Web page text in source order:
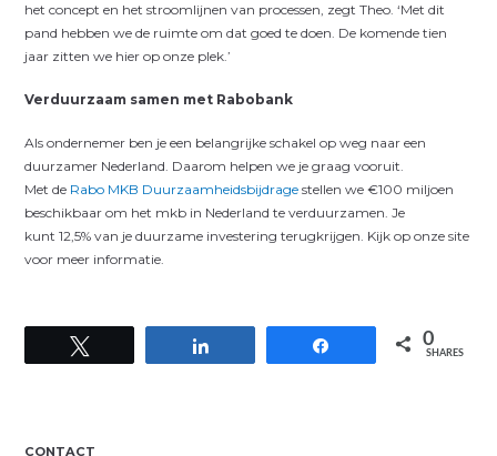
het concept en het stroomlijnen van processen, zegt Theo. ‘Met dit
pand hebben we de ruimte om dat goed te doen. De komende tien
jaar zitten we hier op onze plek.’
Verduurzaam samen met Rabobank
Als ondernemer ben je een belangrijke schakel op weg naar een
duurzamer Nederland. Daarom helpen we je graag vooruit.
Met de Rabo MKB Duurzaamheidsbijdrage stellen we €100 miljoen
beschikbaar om het mkb in Nederland te verduurzamen. Je
kunt 12,5% van je duurzame investering terugkrijgen. Kijk op onze site
voor meer informatie.
0
SHARES
CONTACT